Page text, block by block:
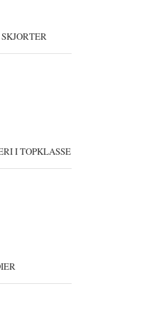
I TOPKLASSE